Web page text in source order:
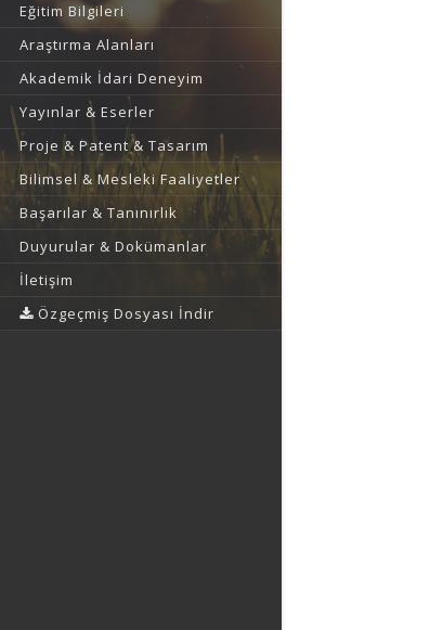
Eğitim Bilgileri
Araştırma Alanları
Akademik İdari Deneyim
Yayınlar & Eserler
Proje & Patent & Tasarım
Bilimsel & Mesleki Faaliyetler
Başarılar & Tanınırlık
Duyurular & Dokümanlar
İletişim
Özgeçmiş Dosyası İndir